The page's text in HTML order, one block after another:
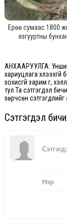
Ерөө сумаас 1800
язгууртны
АНХААРУУЛГА:
хариуцлага
зохисгүй зарим үг,
тул Та сэтгэгдэл
зөрчсөн сэтгэгдлийг
Сэтгэгдэл